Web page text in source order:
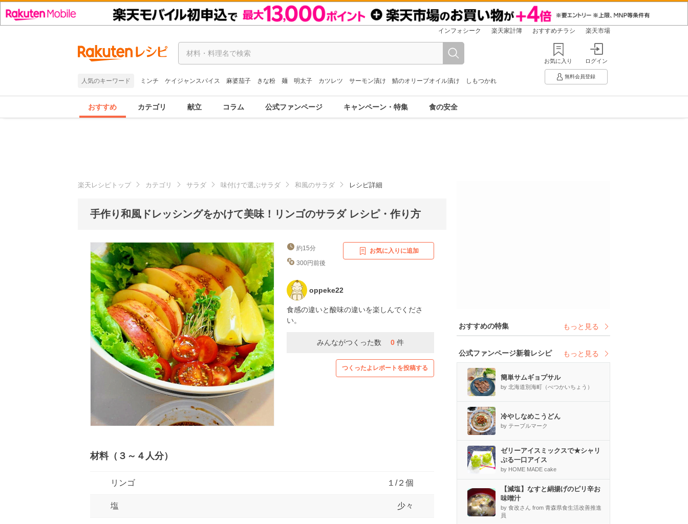
インフォシーク 楽天家計簿 おすすめチラシ 楽天市場
人気のキーワード ミンチ ケイジャンスパイス 麻婆茄子 きな粉 麺 明太子 カツレツ サーモン漬け 鯖のオリーブオイル漬け しもつかれ
お気に入り ログイン
無料会員登録
おすすめ カテゴリ 献立 コラム 公式ファンページ キャンペーン・特集 食の安全
楽天レシピトップ カテゴリ サラダ 味付けで選ぶサラダ 和風のサラダ レシピ詳細
手作り和風ドレッシングをかけて美味！リンゴのサラダ レシピ・作り方
約15分
300円前後
お気に入りに追加
oppeke22
食感の違いと酸味の違いを楽しんでくださ
い。
みんながつくった数 0 件
つくったよレポートを投稿する
材料（３～４人分）
リンゴ １/２個
塩 少々
おすすめの特集 もっと見る
公式ファンページ新着レシピ もっと見る
簡単サムギョプサル
by 北海道別海町（べつかいちょう）
冷やしなめこうどん
by テーブルマーク
ゼリーアイスミックスで★シャリ
ぷる一口アイス
by HOME MADE cake
【減塩】なすと絹揚げのピリ辛お
味噌汁
by 食改さん from 青森県食生活改善推進
員